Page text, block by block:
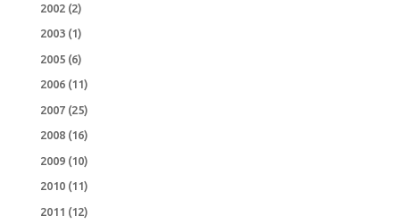
2002(2)
2003(1)
2005(6)
2006(11)
2007(25)
2008(16)
2009(10)
2010(11)
2011 (12)